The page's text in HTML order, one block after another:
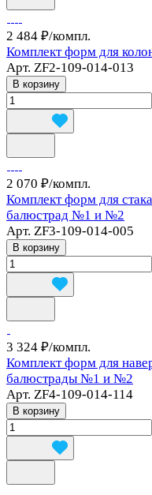
2 484 ₽/компл.
Комплект форм для
Арт. ZF2-109-014-013
В корзину
2 070 ₽/компл.
Комплект форм для
балюстрад №1 и №2
Арт. ZF3-109-014-005
В корзину
3 324 ₽/компл.
Комплект форм для
балюстрады №1 и №2
Арт. ZF4-109-014-114
В корзину